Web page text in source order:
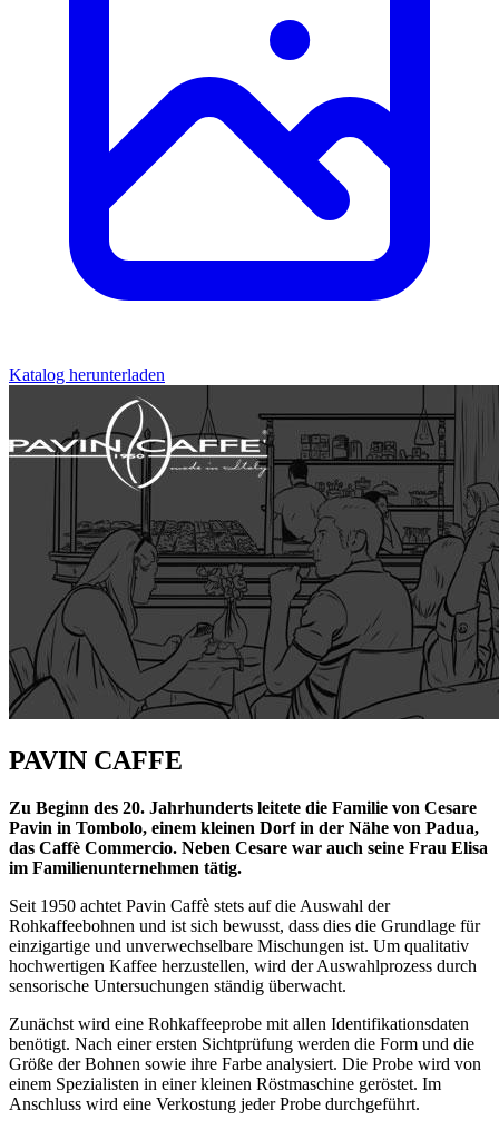
Katalog herunterladen
PAVIN CAFFE
Zu Beginn des 20. Jahrhunderts leitete die Familie von Cesare
Pavin in Tombolo, einem kleinen Dorf in der Nähe von Padua,
das Caffè Commercio. Neben Cesare war auch seine Frau Elisa
im Familienunternehmen tätig.
Seit 1950 achtet Pavin Caffè stets auf die Auswahl der
Rohkaffeebohnen und ist sich bewusst, dass dies die Grundlage für
einzigartige und unverwechselbare Mischungen ist. Um qualitativ
hochwertigen Kaffee herzustellen, wird der Auswahlprozess durch
sensorische Untersuchungen ständig überwacht.
Zunächst wird eine Rohkaffeeprobe mit allen Identifikationsdaten
benötigt. Nach einer ersten Sichtprüfung werden die Form und die
Größe der Bohnen sowie ihre Farbe analysiert. Die Probe wird von
einem Spezialisten in einer kleinen Röstmaschine geröstet. Im
Anschluss wird eine Verkostung jeder Probe durchgeführt.